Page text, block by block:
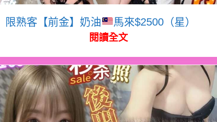
限熟客【前金】奶油 馬來$2500（星）
閱讀全文